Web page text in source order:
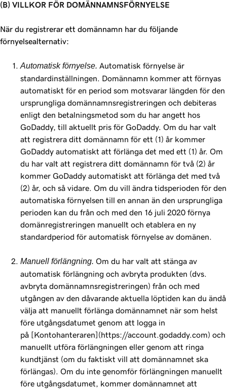
(B) VILLKOR FÖR DOMÄNNAMNSFÖRNYELSE
När du registrerar ett domännamn har du följande
förnyelsealternativ:
Automatisk förnyelse. Automatisk förnyelse är
standardinställningen. Domännamn kommer att förnyas
automatiskt för en period som motsvarar längden för den
ursprungliga domännamnsregistreringen och debiteras
enligt den betalningsmetod som du har angett hos
GoDaddy, till aktuellt pris för GoDaddy. Om du har valt
att registrera ditt domännamn för ett (1) år kommer
GoDaddy automatiskt att förlänga det med ett (1) år. Om
du har valt att registrera ditt domännamn för två (2) år
kommer GoDaddy automatiskt att förlänga det med två
(2) år, och så vidare. Om du vill ändra tidsperioden för den
automatiska förnyelsen till en annan än den ursprungliga
perioden kan du från och med den 16 juli 2020 förnya
domänregistreringen manuellt och etablera en ny
standardperiod för automatisk förnyelse av domänen.
Manuell förlängning. Om du har valt att stänga av
automatisk förlängning och avbryta produkten (dvs.
avbryta domännamnsregistreringen) från och med
utgången av den dåvarande aktuella löptiden kan du ändå
välja att manuellt förlänga domännamnet när som helst
före utgångsdatumet genom att logga in
på [Kontohanteraren](https://account.godaddy.com) och
manuellt utföra förlängningen eller genom att ringa
kundtjänst (om du faktiskt vill att domännamnet ska
förlängas). Om du inte genomför förlängningen manuellt
före utgångsdatumet, kommer domännamnet att